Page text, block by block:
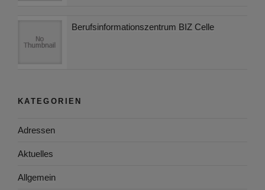
Berufsinformationszentrum BIZ Celle
KATEGORIEN
Adressen
Aktuelles
Allgemein